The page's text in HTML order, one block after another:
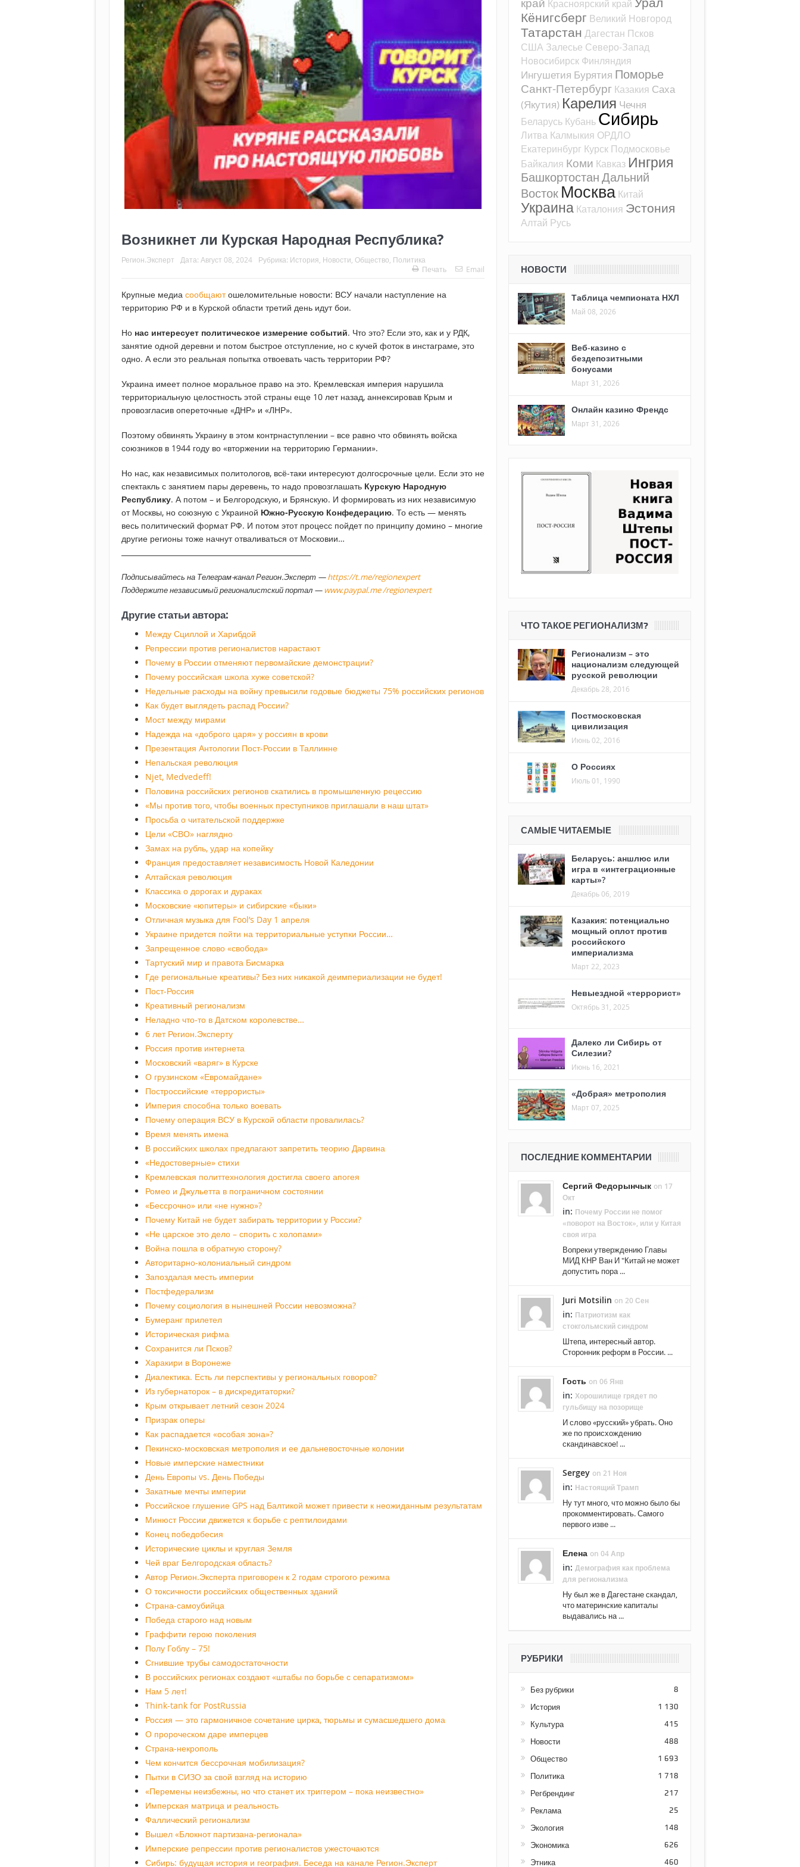
Возникнет ли Курская Народная Республика?
Регион.Эксперт Дата: Август 08, 2024 Рубрика: История Новости Общество Политика
Печать
Email
Крупные медиа сообщаютошеломительные новости: ВСУ начали наступление на
территорию РФ и в Курской области третий день идут бои.
Но нас интересует политическое измерение событий. Что это? Если это, как и у РДК,
занятие одной деревни и потом быстрое отступление, но с кучей фоток в инстаграме, это
одно. А если это реальная попытка отвоевать часть территории РФ?
Украина имеет полное моральное право на это. Кремлевская империя нарушила
территориальную целостность этой страны еще 10 лет назад, аннексировав Крым и
провозгласив опереточные «ДНР» и «ЛНР».
Поэтому обвинять Украину в этом контрнаступлении – все равно что обвинять войска
союзников в 1944 году во «вторжении на территорию Германии».
Но нас, как независимых политологов, всё-таки интересуют долгосрочные цели. Если это не
спектакль с занятием пары деревень, то надо провозглашать Курскую Народную
Республику. А потом – и Белгородскую, и Брянскую. И формировать из них независимую
от Москвы, но союзную с Украиной Южно-Русскую Конфедерацию. То есть — менять
весь политический формат РФ. И потом этот процесс пойдет по принципу домино – многие
другие регионы тоже начнут отваливаться от Московии…
Подписывайтесь на Телеграм-канал Регион.Эксперт —https://t.me/regionexpert
Поддержите независимый регионалистский портал — www.paypal.me /regionexpert
Другие статьи автора:
Между Сциллой и Харибдой
Репрессии против регионалистов нарастают
Почему в России отменяют первомайские демонстрации?
Почему российская школа хуже советской?
Недельные расходы на войну превысили годовые бюджеты 75% российских регионов
Как будет выглядеть распад России?
Мост между мирами
Надежда на «доброго царя» у россиян в крови
Презентация Антологии Пост-России в Таллинне
Непальская революция
Njet, Medvedeff!
Половина российских регионов скатились в промышленную рецессию
«Мы против того, чтобы военных преступников приглашали в наш штат»
Просьба о читательской поддержке
Цели «СВО» наглядно
Замах на рубль, удар на копейку
Франция предоставляет независимость Новой Каледонии
Алтайская революция
Классика о дорогах и дураках
Московские «юпитеры» и сибирские «быки»
Отличная музыка для Fool’s Day 1 апреля
Украине придется пойти на территориальные уступки России…
Запрещенное слово «свобода»
Тартуский мир и правота Бисмарка
Где региональные креативы? Без них никакой деимпериализации не будет!
Пост-Россия
Креативный регионализм
Неладно что-то в Датском королевстве…
6 лет Регион.Эксперту
Россия против интернета
Московский «варяг» в Курске
О грузинском «Евромайдане»
Построссийские «террористы»
Империя способна только воевать
Почему операция ВСУ в Курской области провалилась?
Время менять имена
В российских школах предлагают запретить теорию Дарвина
«Недостоверные» стихи
Кремлевская политтехнология достигла своего апогея
Ромео и Джульетта в пограничном состоянии
«Бессрочно» или «не нужно»?
Почему Китай не будет забирать территории у России?
«Не царское это дело – спорить с холопами»
Война пошла в обратную сторону?
Авторитарно-колониальный синдром
Запоздалая месть империи
Постфедерализм
Почему социология в нынешней России невозможна?
Бумеранг прилетел
Историческая рифма
Сохранится ли Псков?
Харакири в Воронеже
Диалектика. Есть ли перспективы у региональных говоров?
Из губернаторок – в дискредитаторки?
Крым открывает летний сезон 2024
Призрак оперы
Как распадается «особая зона»?
Пекинско-московская метрополия и ее дальневосточные колонии
Новые имперские наместники
День Европы vs. День Победы
Закатные мечты империи
Российское глушение GPS над Балтикой может привести к неожиданным результатам
Минюст России движется к борьбе с рептилоидами
Конец победобесия
Исторические циклы и круглая Земля
Чей враг Белгородская область?
Автор Регион.Эксперта приговорен к 2 годам строгого режима
О токсичности российских общественных зданий
Страна-самоубийца
Победа старого над новым
Граффити герою поколения
Полу Гоблу – 75!
Сгнившие трубы самодостаточности
В российских регионах создают «штабы по борьбе с сепаратизмом»
Нам 5 лет!
Think-tank for PostRussia
Россия — это гармоничное сочетание цирка, тюрьмы и сумасшедшего дома
О пророческом даре имперцев
Страна-некрополь
Чем кончится бессрочная мобилизация?
Пытки в СИЗО за свой взгляд на историю
«Перемены неизбежны, но что станет их триггером – пока неизвестно»
Имперская матрица и реальность
Фаллический регионализм
Вышел «Блокнот партизана-регионала»
Имперские репрессии против регионалистов ужесточаются
Сибирь: будущая история и география. Беседа на канале Регион.Эксперт
Красноярский край
Кёнигсберг Великий Новгород
Татарстан Дагестан Псков
США Залесье Северо-Запад
Новосибирск Финляндия
Ингушетия Бурятия Поморье
Санкт-Петербург Казакия Саха
(Якутия) Карелия Чечня
Беларусь Кубань Сибирь
Литва Калмыкия ОРДЛО
Екатеринбург Курск Подмосковье
Байкалия Коми Кавказ Ингрия
БашкортостанДальний
Восток Москва Китай
Украина Каталония Эстония
Алтай Русь
НОВОСТИ
Таблица чемпионата НХЛ
Май 08, 2026
Веб-казино с
бездепозитными
бонусами
Март 31, 2026
Онлайн казино Френдс
Март 31, 2026
ЧТО ТАКОЕ РЕГИОНАЛИЗМ?
Регионализм – это
национализм следующей
русской революции
Декабрь 28, 2016
Постмосковская
цивилизация
Июнь 02, 2016
О Россиях
Июль 01, 1990
САМЫЕ ЧИТАЕМЫЕ
Беларусь: аншлюс или
игра в «интеграционные
карты»?
Декабрь 06, 2019
Казакия: потенциально
мощный оплот против
российского
империализма
Март 22, 2023
Невыездной «террорист»
Октябрь 31, 2025
Далеко ли Сибирь от
Силезии?
Июнь 16, 2021
«Добрая» метрополия
Март 07, 2025
ПОСЛЕДНИЕ КОММЕНТАРИИ
Сергий Федорынчык on 17
Окт
in: Почему России не помог
«поворот на Восток», или у Китая
своя игра
Вопреки утверждению Главы
МИД КНР Ван И "Китай не может
допустить пора ...
Juri Motsilin on 20 Сен
in: Патриотизм как
стокгольмский синдром
Штепа, интересный автор.
Сторонник реформ в России. ...
Гость on 06 Янв
in: Хорошилище грядет по
гульбищу на позорище
И слово «русский» убрать. Оно
же по происхождению
скандинавское! ...
Sergey on 21 Ноя
in: Настоящий Трамп
Ну тут много, что можно было бы
прокомментировать. Самого
первого изве ...
Елена on 04 Апр
in: Демография как проблема
для регионализма
Ну был же в Дагестане скандал,
что материнские капиталы
выдавались на ...
РУБРИКИ
Без рубрики 8
История 1 130
Культура 415
Новости 488
Общество 1 693
Политика 1 718
Регбрендинг 217
Реклама 25
Экология 148
Экономика 626
Этника 460